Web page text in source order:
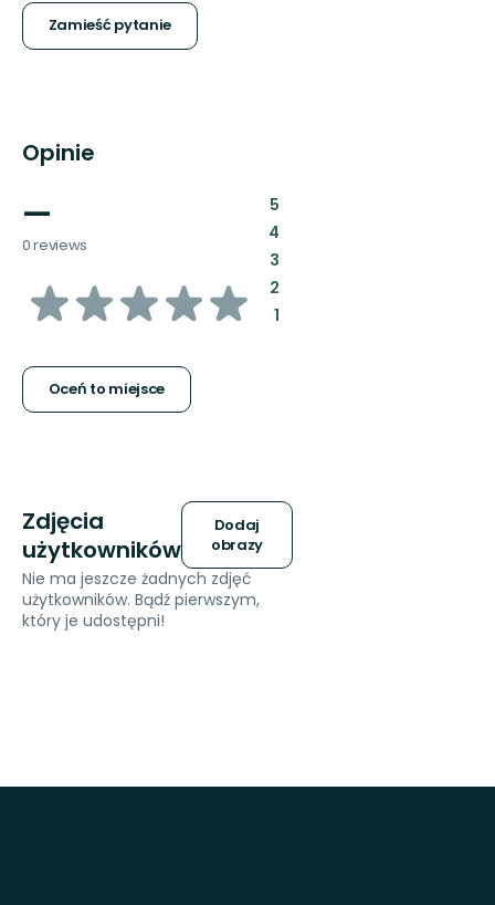
Zamieść pytanie
Opinie
—
0 reviews
z
gwiazdek
Oceń to miejsce
5:
4:
3:
2:
1:
Zdjęcia
użytkowników
Dodaj
obrazy
Nie ma jeszcze żadnych zdjęć
użytkowników. Bądź pierwszym,
który je udostępni!